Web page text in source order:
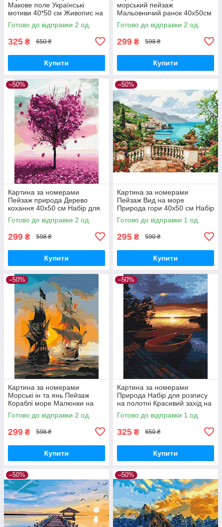
Макове поле Українські
мотиви 40*50 см Живопис на
полотні Сільський краєвид
BrushMe BS53148
Готово до відправки 2 од.
325 ₴ 650 ₴
Купити
морський пейзаж
Мальовничий ранок 40х50см
Картини за номерами
морська тематика Brushme
Готово до відправки 2 од.
299 ₴ 598 ₴
Купити
–50%
Картина за номерами
Пейзаж природа Дерево
кохання 40х50 см Набір для
розпису на полотні
розмальовка Brushme
Готово до відправки 2 од.
299 ₴ 598 ₴
Купити
–50%
Картина за номерами
Пейзаж Вид на море
Природа гори 40х50 см Набір
для розпису на полотні
Brushme BS53740
Готово до відправки 1 од.
295 ₴ 590 ₴
Купити
–50%
Картина за номерами
Морські ін та янь Пейзаж
Кораблі море Малюнки на
полотні Brushme BS52291
Готово до відправки 2 од.
299 ₴ 598 ₴
Купити
–50%
Картина за номерами
Природа Набір для розпису
на полотні Красивий захід на
озері Живопис по номерам
40x50 Brushme BS21737
Готово до відправки 1 од.
325 ₴ 650 ₴
Купити
–50% –50%